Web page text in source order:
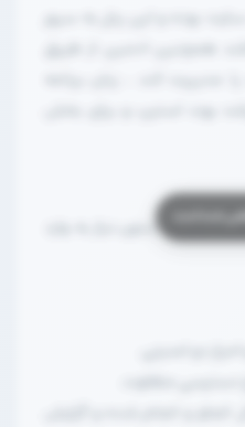
بوده و این پنل به سرور
همچنین ادمین از طریق
مدیریت کند ، زبان برنامه
بوت استرپ و برای بخش
تراکنش بدون نیاز به وارد
دو امنیتی.
دسترسی متفاوت.